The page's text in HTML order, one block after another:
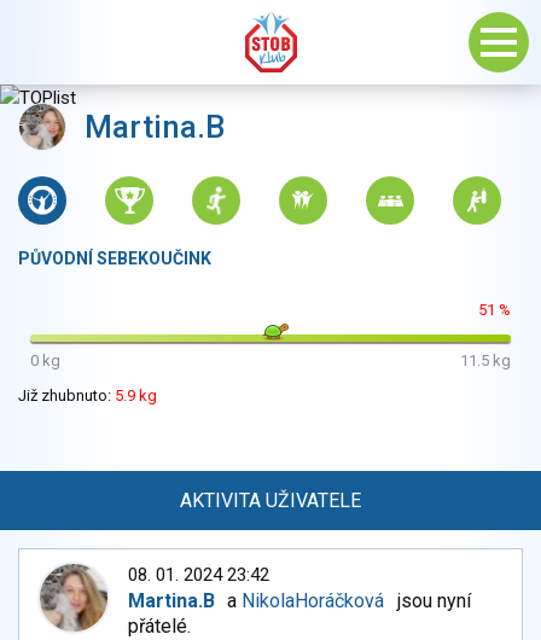
Martina.B
PŮVODNÍ SEBEKOUČINK
51 %
0 kg
11.5 kg
Již zhubnuto: 5.9 kg
AKTIVITA UŽIVATELE
08. 01. 2024 23:42
Martina.B a NikolaHoráčková jsou nyní
přátelé.